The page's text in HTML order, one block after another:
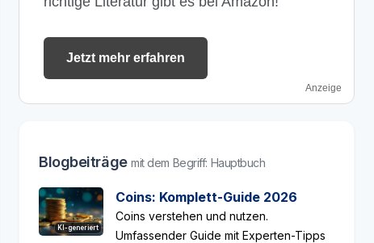
Jetzt mehr erfahren
Anzeige
Blogbeiträgemit dem Begriff: Hauptbuch
KI-generiert
Coins: Komplett-Guide 2026
Coins verstehen und nutzen.
Umfassender Guide mit Experten-Tipps